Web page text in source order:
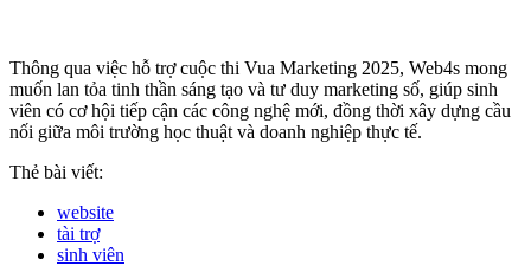
Thông qua việc hỗ trợ cuộc thi Vua Marketing 2025, Web4s mong
muốn lan tỏa tinh thần sáng tạo và tư duy marketing số, giúp sinh
viên có cơ hội tiếp cận các công nghệ mới, đồng thời xây dựng cầu
nối giữa môi trường học thuật và doanh nghiệp thực tế.
Thẻ bài viết:
website
tài trợ
sinh viên